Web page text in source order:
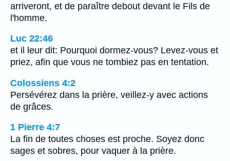
arriveront, et de paraître debout devant le Fils de
l'homme.
Luc 22:46
et il leur dit: Pourquoi dormez-vous? Levez-vous et
priez, afin que vous ne tombiez pas en tentation.
Colossiens 4:2
Persévérez dans la prière, veillez-y avec actions
de grâces.
1 Pierre 4:7
La fin de toutes choses est proche. Soyez donc
sages et sobres, pour vaquer à la prière.